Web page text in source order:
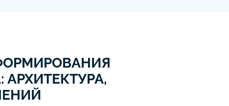
ФОРМИРОВАНИЯ